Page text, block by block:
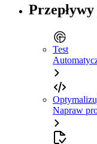
Test
Napraw